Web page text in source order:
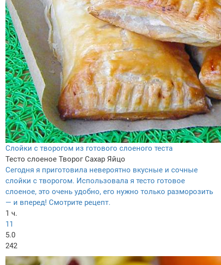
Слойки с творогом из готового слоеного теста
Тесто слоеное Творог Сахар Яйцо
Сегодня я приготовила невероятно вкусные и сочные
слойки с творогом. Использовала я тесто готовое
слоеное, это очень удобно, его нужно только разморозить
— и вперед! Смотрите рецепт.
1 ч.
11
5.0
242